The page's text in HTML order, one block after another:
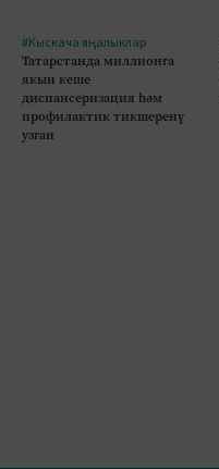
#Кыскача яңалыклар
Татарстанда миллионга
якын кеше
диспансеризация һәм
профилактик тикшеренү
узган